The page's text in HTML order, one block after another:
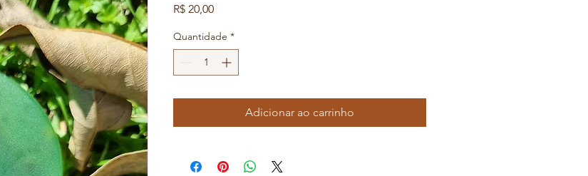
R$ 20,00Preço
Quantidade *
Adicionar ao carrinho